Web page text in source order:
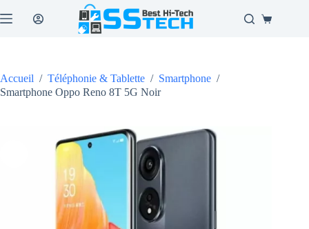
au
Panier
Accueil / Téléphonie & Tablette / Smartphone /
Smartphone Oppo Reno 8T 5G Noir